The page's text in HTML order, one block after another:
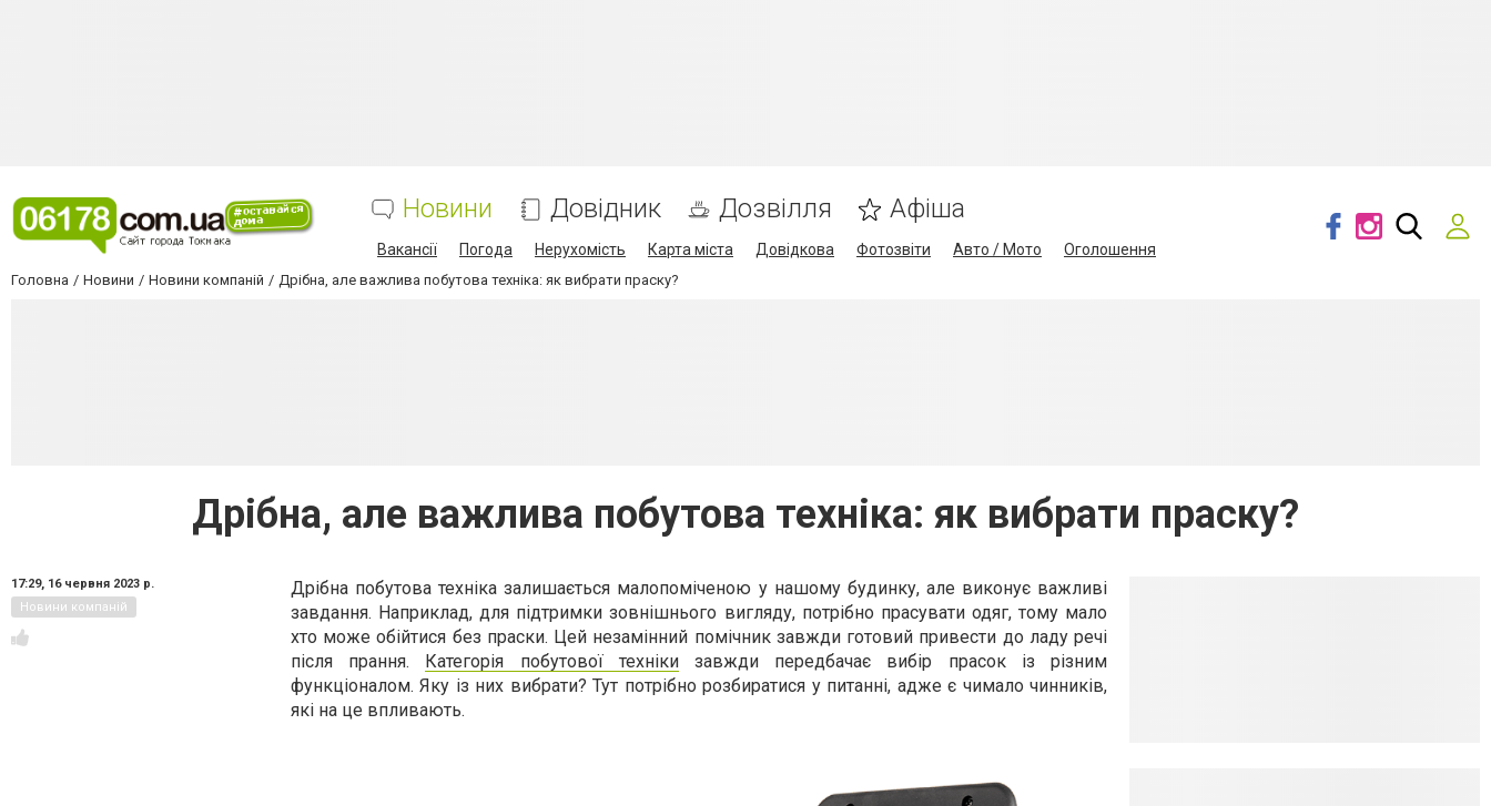
Новини Довідник Дозвілля Афіша
Вакансії Погода Нерухомість Карта міста Довідкова Фотозвіти Авто / Мото Оголошення
Головна Новини Новини компаній Дрібна, але важлива побутова техніка: як вибрати праску?
Дрібна, але важлива побутова техніка: як вибрати праску?
17:29, 16 червня 2023 р.
Новини компаній
Дрібна побутова техніка залишається малопоміченою у нашому будинку, але виконує важливі
завдання. Наприклад, для підтримки зовнішнього вигляду, потрібно прасувати одяг, тому мало
хто може обійтися без праски. Цей незамінний помічник завжди готовий привести до ладу речі
після прання. Категорія побутової технікизавжди передбачає вибір прасок із різним
функціоналом. Яку із них вибрати? Тут потрібно розбиратися у питанні, адже є чимало чинників,
які на це впливають.